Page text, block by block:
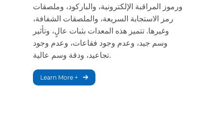
ورموز المراقبة الإلكترونية، والباركود، وملصقات
رمز الاستجابة السريعة، والملصقات الشفافة،
وغيرها. تتميز هذه المعدات بثبات عالٍ، وتأثير
وسم جيد، وعدم وجود فقاعات، وعدم وجود
تجاعيد، ودقة وسم عالية.
Learn More +